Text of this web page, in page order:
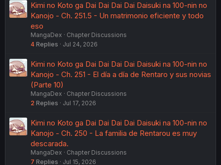
Kimi no Koto ga Dai Dai Dai Dai Daisuki na 100-nin no
Kanojo - Ch. 251.5 - Un matrimonio eficiente y todo
eso
MangaDex
Chapter Discussions
4 Replies Jul 24, 2026
Kimi no Koto ga Dai Dai Dai Dai Daisuki na 100-nin no
Kanojo - Ch. 251 - El día a día de Rentaro y sus novias
(Parte 10)
MangaDex
Chapter Discussions
2 Replies Jul 17, 2026
Kimi no Koto ga Dai Dai Dai Dai Daisuki na 100-nin no
Kanojo - Ch. 250 - La familia de Rentarou es muy
descarada.
MangaDex
Chapter Discussions
7 Replies Jul 15, 2026